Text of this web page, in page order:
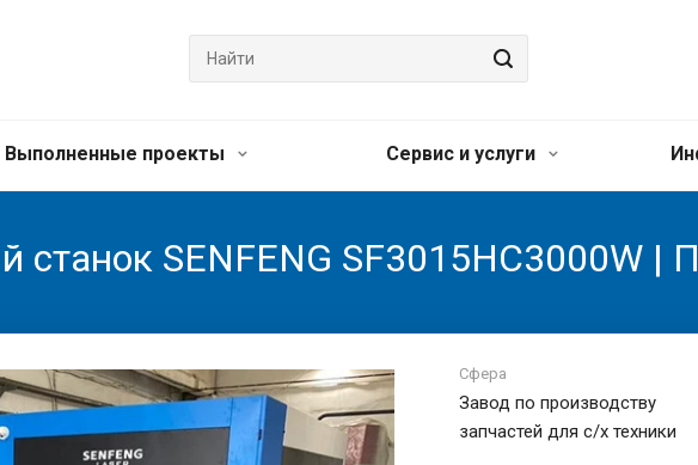
Выполненные проекты Сервис и услуги
станок SENFENG SF3015HC3000W
Сфера
Завод по производству
запчастей для с/х техники